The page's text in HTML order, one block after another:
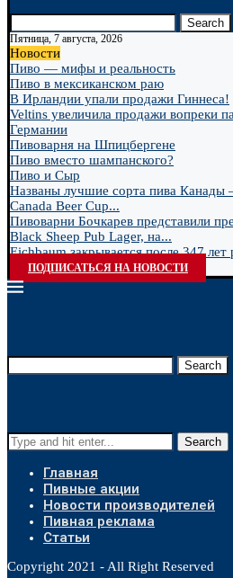
Search
Пятница, 7 августа, 2026
Новости
Пиво — мифы и реальность
Пиво в мексиканском раю
В Ирландии упали продажи Гиннеса!
Veltins увеличила продажи вопреки
Германии
Пивоварня на Шпицбергене
Пиво вместо шампанского?
Пиво и Сыр
Названы лучшие сорта пива Канады
Canada Beer Cup...
Пивоварни Бочкарев представили
Black Sheep Pub Lager, на...
Eichbaum закрывается после 347 лет
ПОДПИСАТЬСЯ НА НОВОСТИ
Search
Search
Главная
Пивные акции
Новости производителей
Пивная реклама
Статьи
Copyright 2021 - All Right Reserved